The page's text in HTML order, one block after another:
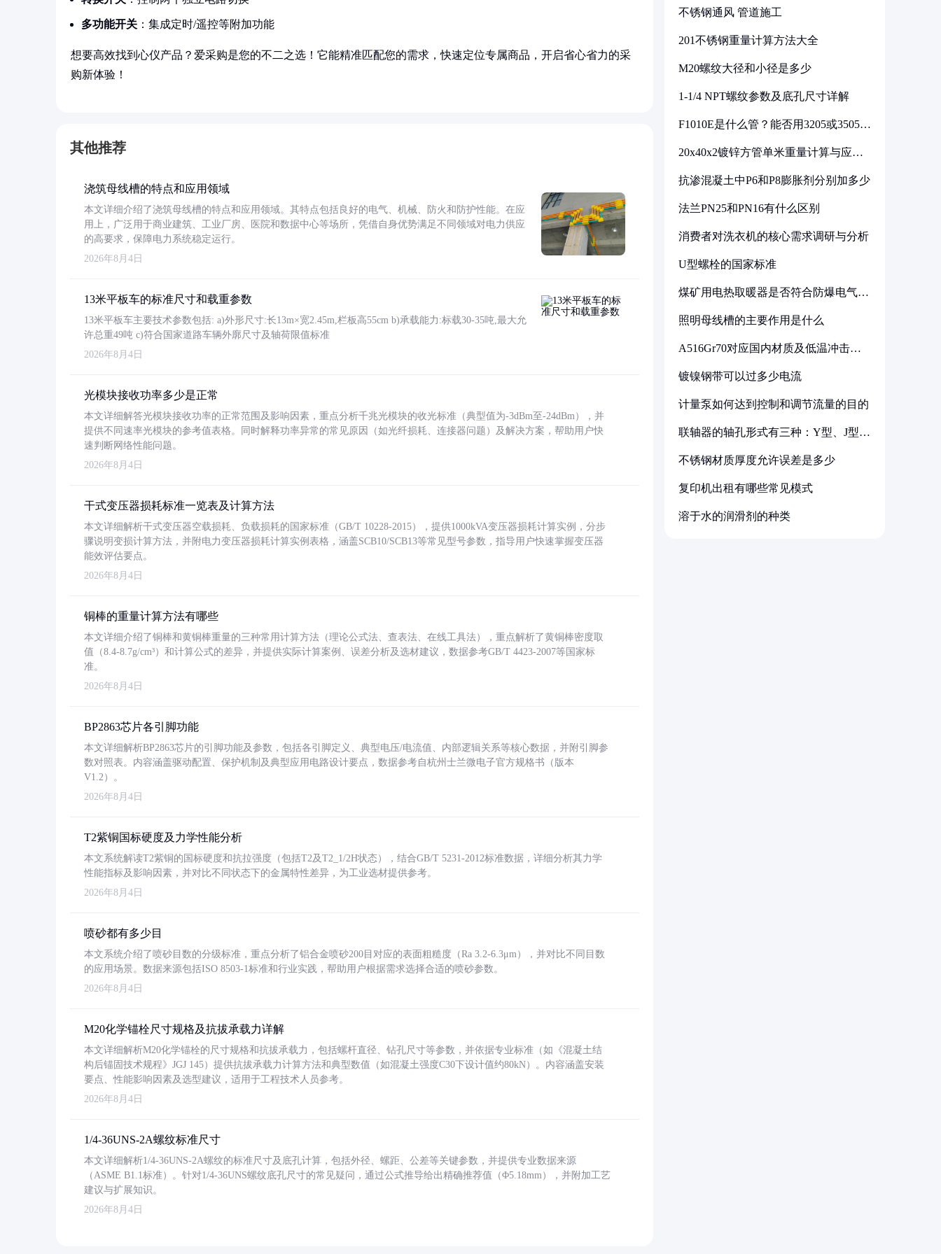
多功能开关 ：集成定时/遥控等附加功能
想要高效找到心仪产品？爱采购是您的不二之选！它能精准匹配您的需求，快速定位专属商品，开启省心省力的采
购新体验！
其他推荐
浇筑母线槽的特点和应用领域
本文详细介绍了浇筑母线槽的特点和应用领域。其特点包括良好的电气、机械、防火和防护性能。在应
用上，广泛用于商业建筑、工业厂房、医院和数据中心等场所，凭借自身优势满足不同领域对电力供应
的高要求，保障电力系统稳定运行。
2026年8月4日
13米平板车的标准尺寸和载重参数
13米平板车主要技术参数包括: a)外形尺寸:长13m×宽2.45m,栏板高55cm b)承载能力:标载30-35吨,最大允
许总重49吨 c)符合国家道路车辆外廓尺寸及轴荷限值标准
2026年8月4日
光模块接收功率多少是正常
本文详细解答光模块接收功率的正常范围及影响因素，重点分析千兆光模块的收光标准（典型值为-3dBm至-24dBm），并
提供不同速率光模块的参考值表格。同时解释功率异常的常见原因（如光纤损耗、连接器问题）及解决方案，帮助用户快
速判断网络性能问题。
2026年8月4日
干式变压器损耗标准一览表及计算方法
本文详细解析干式变压器空载损耗、负载损耗的国家标准（GB/T 10228-2015），提供1000kVA变压器损耗计算实例，分步
骤说明变损计算方法，并附电力变压器损耗计算实例表格，涵盖SCB10/SCB13等常见型号参数，指导用户快速掌握变压器
能效评估要点。
2026年8月4日
铜棒的重量计算方法有哪些
本文详细介绍了铜棒和黄铜棒重量的三种常用计算方法（理论公式法、查表法、在线工具法），重点解析了黄铜棒密度取
值（8.4-8.7g/cm³）和计算公式的差异，并提供实际计算案例、误差分析及选材建议，数据参考GB/T 4423-2007等国家标
准。
2026年8月4日
BP2863芯片各引脚功能
本文详细解析BP2863芯片的引脚功能及参数，包括各引脚定义、典型电压/电流值、内部逻辑关系等核心数据，并附引脚参
数对照表。内容涵盖驱动配置、保护机制及典型应用电路设计要点，数据参考自杭州士兰微电子官方规格书（版本
V1.2）。
2026年8月4日
T2紫铜国标硬度及力学性能分析
本文系统解读T2紫铜的国标硬度和抗拉强度（包括T2及T2_1/2H状态），结合GB/T 5231-2012标准数据，详细分析其力学
性能指标及影响因素，并对比不同状态下的金属特性差异，为工业选材提供参考。
2026年8月4日
喷砂都有多少目
本文系统介绍了喷砂目数的分级标准，重点分析了铝合金喷砂200目对应的表面粗糙度（Ra 3.2-6.3μm），并对比不同目数
的应用场景。数据来源包括ISO 8503-1标准和行业实践，帮助用户根据需求选择合适的喷砂参数。
2026年8月4日
M20化学锚栓尺寸规格及抗拔承载力详解
本文详细解析M20化学锚栓的尺寸规格和抗拔承载力，包括螺杆直径、钻孔尺寸等参数，并依据专业标准（如《混凝土结
构后锚固技术规程》JGJ 145）提供抗拔承载力计算方法和典型数值（如混凝土强度C30下设计值约80kN）。内容涵盖安装
要点、性能影响因素及选型建议，适用于工程技术人员参考。
2026年8月4日
1/4-36UNS-2A螺纹标准尺寸
本文详细解析1/4-36UNS-2A螺纹的标准尺寸及底孔计算，包括外径、螺距、公差等关键参数，并提供专业数据来源
（ASME B1.1标准）。针对1/4-36UNS螺纹底孔尺寸的常见疑问，通过公式推导给出精确推荐值（Φ5.18mm），并附加工艺
建议与扩展知识。
2026年8月4日
不锈钢通风 管道施工
201不锈钢重量计算方法大全
M20螺纹大径和小径是多少
1-1/4 NPT螺纹参数及底孔尺寸详解
F1010E是什么管？能否用3205或3505代
20x40x2镀锌方管单米重量计算与应用
抗渗混凝土中P6和P8膨胀剂分别加多少
法兰PN25和PN16有什么区别
消费者对洗衣机的核心需求调研与分析
U型螺栓的国家标准
煤矿用电热取暖器是否符合防爆电气设
照明母线槽的主要作用是什么
A516Gr70对应国内材质及低温冲击要
镀镍钢带可以过多少电流
计量泵如何达到控制和调节流量的目的
联轴器的轴孔形式有三种：Y型、J型、
不锈钢材质厚度允许误差是多少
复印机出租有哪些常见模式
溶于水的润滑剂的种类